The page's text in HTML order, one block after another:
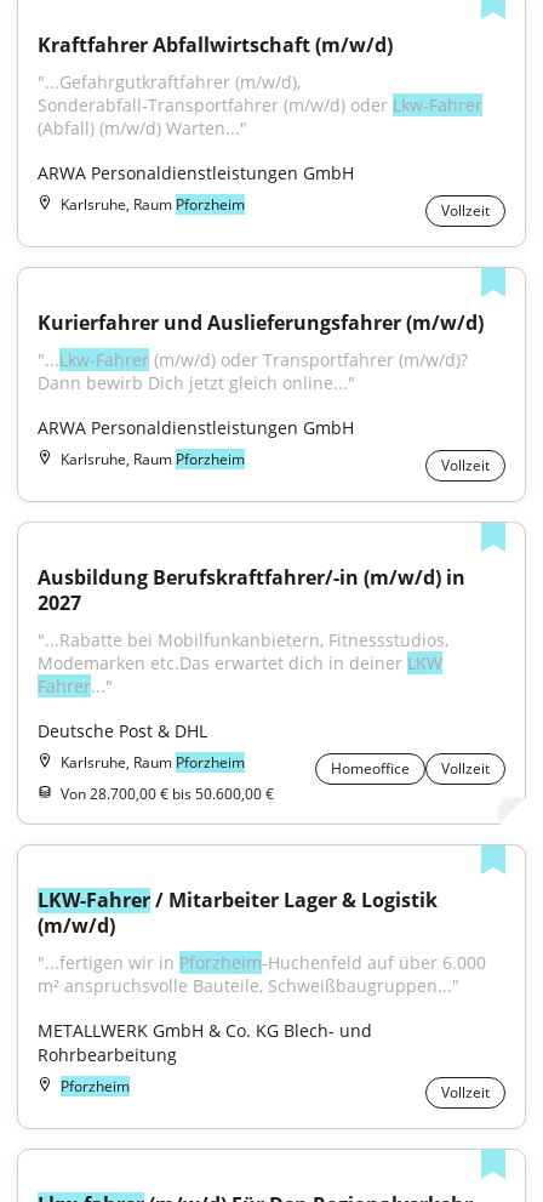
Kraftfahrer Abfallwirtschaft (m/w/d)
"...Gefahrgutkraftfahrer (m/w/d),
Sonderabfall‑Transportfahrer (m/w/d) oder Lkw‑Fahrer
(Abfall) (m/w/d) Warten..."
ARWA Personaldienstleistungen GmbH
Karlsruhe, Raum Pforzheim Vollzeit
Kurierfahrer und Auslieferungsfahrer (m/w/d)
"...Lkw‑Fahrer (m/w/d) oder Transportfahrer (m/w/d)?
Dann bewirb Dich jetzt gleich online..."
ARWA Personaldienstleistungen GmbH
Karlsruhe, Raum Pforzheim Vollzeit
Ausbildung Berufskraftfahrer/-in (m/w/d) in
2027
"...Rabatte bei Mobilfunkanbietern, Fitnessstudios,
Modemarken etc.Das erwartet dich in deiner LKW
Fahrer..."
Deutsche Post & DHL
Karlsruhe, Raum Pforzheim Homeoffice
Vollzeit
Von 28.700,00 € bis 50.600,00 €
LKW-Fahrer / Mitarbeiter Lager & Logistik
(m/w/d)
"...fertigen wir in Pforzheim-Huchenfeld auf über 6.000
m² anspruchsvolle Bauteile, Schweißbaugruppen..."
METALLWERK GmbH & Co. KG Blech- und
Rohrbearbeitung
Pforzheim Vollzeit